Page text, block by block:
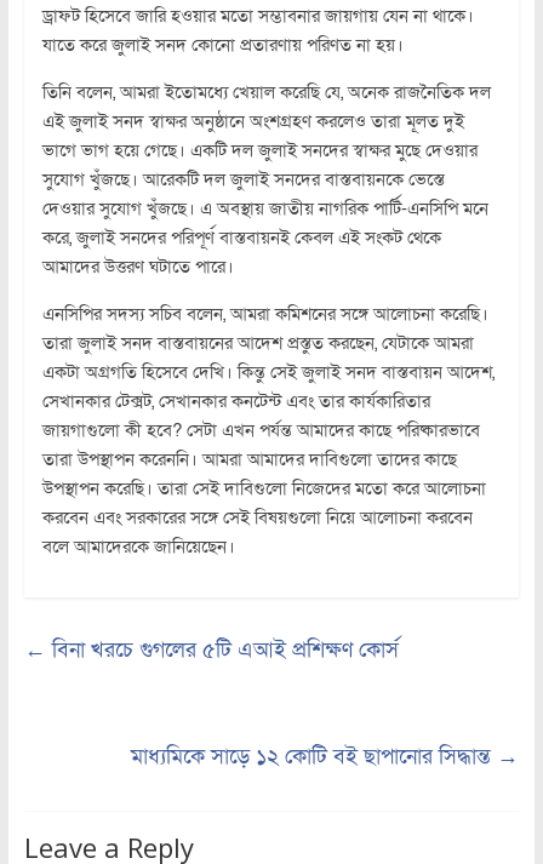
ড্রাফট হিসেবে জারি হওয়ার মতো সম্ভাবনার জায়গায় যেন না থাকে।
যাতে করে জুলাই সনদ কোনো প্রতারণায় পরিণত না হয়।
তিনি বলেন, আমরা ইতোমধ্যে খেয়াল করেছি যে, অনেক রাজনৈতিক দল
এই জুলাই সনদ স্বাক্ষর অনুষ্ঠানে অংশগ্রহণ করলেও তারা মূলত দুই
ভাগে ভাগ হয়ে গেছে। একটি দল জুলাই সনদের স্বাক্ষর মুছে দেওয়ার
সুযোগ খুঁজছে। আরেকটি দল জুলাই সনদের বাস্তবায়নকে ভেস্তে
দেওয়ার সুযোগ খুঁজছে। এ অবস্থায় জাতীয় নাগরিক পার্টি-এনসিপি মনে
করে, জুলাই সনদের পরিপূর্ণ বাস্তবায়নই কেবল এই সংকট থেকে
আমাদের উত্তরণ ঘটাতে পারে।
এনসিপির সদস্য সচিব বলেন, আমরা কমিশনের সঙ্গে আলোচনা করেছি।
তারা জুলাই সনদ বাস্তবায়নের আদেশ প্রস্তুত করছেন, যেটাকে আমরা
একটা অগ্রগতি হিসেবে দেখি। কিন্তু সেই জুলাই সনদ বাস্তবায়ন আদেশ,
সেখানকার টেক্সট, সেখানকার কনটেন্ট এবং তার কার্যকারিতার
জায়গাগুলো কী হবে? সেটা এখন পর্যন্ত আমাদের কাছে পরিষ্কারভাবে
তারা উপস্থাপন করেননি। আমরা আমাদের দাবিগুলো তাদের কাছে
উপস্থাপন করেছি। তারা সেই দাবিগুলো নিজেদের মতো করে আলোচনা
করবেন এবং সরকারের সঙ্গে সেই বিষয়গুলো নিয়ে আলোচনা করবেন
বলে আমাদেরকে জানিয়েছেন।
← বিনা খরচে গুগলের ৫টি এআই প্রশিক্ষণ কোর্স
মাধ্যমিকে সাড়ে ১২ কোটি বই ছাপানোর সিদ্ধান্ত →
Leave a Reply